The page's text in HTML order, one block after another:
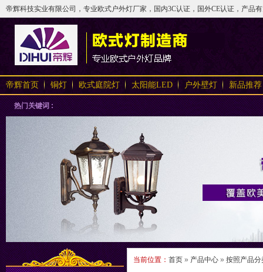
帝辉科技实业有限公司，专业欧式户外灯厂家，国内3C认证，国外CE认证，产
帝辉首页 铜灯 欧式庭院灯 太阳能LED 户外壁灯 新品推荐
热门关键词 :
当前位置： 首页 » 产品中心 » 按照产品分